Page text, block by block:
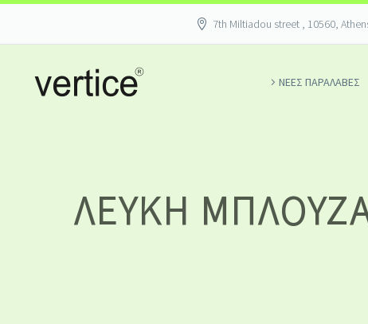
7th Miltiadou street , 10560,
ΝΕΕΣ ΠΑΡΑΛΑΒΕΣ
ΛΕΥΚΉ ΜΠΛΟΎΖΑ